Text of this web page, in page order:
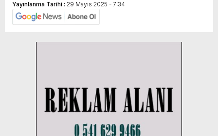
Yayınlanma Tarihi : 29 Mayıs 2025 - 7:34